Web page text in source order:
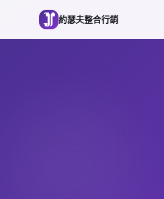
跳到主要內容
約瑟夫整合行銷